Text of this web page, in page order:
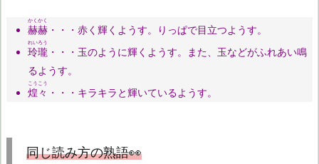
赫赫
かくかく
・・・赤く輝くようす。りっぱで目立つようす。
玲瓏
れいろう
・・・玉のように輝くようす。また、玉などがふれあい鳴
るようす。
煌々
こうこう
・・・キラキラと輝いているようす。
同じ読み方の熟語👀